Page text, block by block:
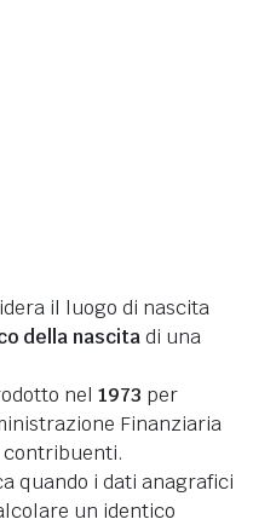
il luogo di nascita
della nascitadi una
nel 1973 per
Finanziaria
quando i dati anagrafici
un identico